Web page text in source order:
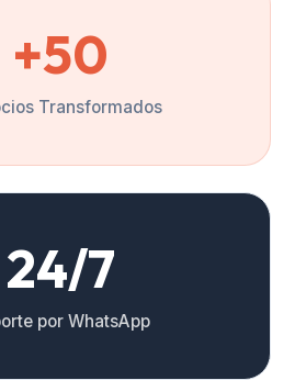
+50
Transformados
24/7
por WhatsApp